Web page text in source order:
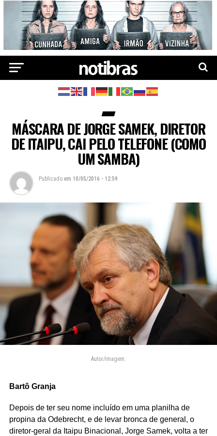
MÁSCARA DE JORGE SAMEK, DIRETOR
DE ITAIPU, CAI PELO TELEFONE (COMO
UM SAMBA)
Publicado em 10/05/2016 - 12:59
Autor/Imagem:
Bartô Granja
Depois de ter seu nome incluído em uma planilha de
propina da Odebrecht, e de levar bronca de general, o
diretor-geral da Itaipu Binacional, Jorge Samek, volta a ter